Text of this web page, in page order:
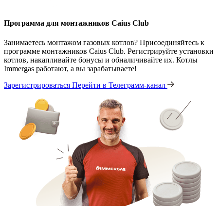
Программа для монтажников Caius Club
Занимаетесь монтажом газовых котлов? Присоединяйтесь к
программе монтажников Caius Club. Регистрируйте установки
котлов, накапливайте бонусы и обналичивайте их. Котлы
Immergas работают, а вы зарабатываете!
Зарегистрироваться Перейти в Телеграмм-канал